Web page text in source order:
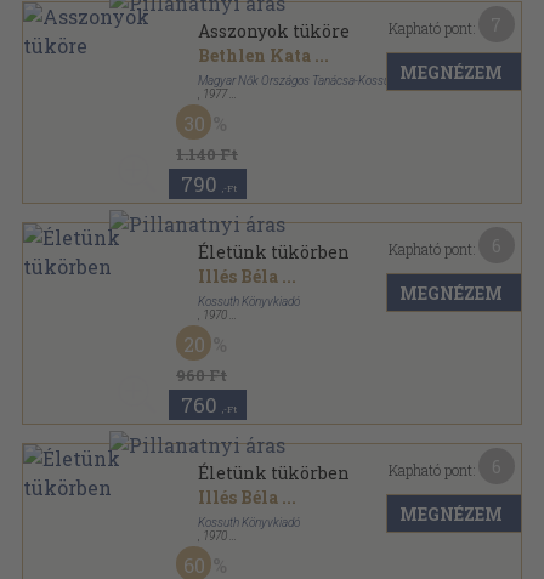
Asszonyok tüköre
Bethlen Kata ...
Magyar Nők Országos Tanácsa-Kossuth Könyvkiadó
1977
Ragasztott papírkötés
1.140 Ft
30
790 ,-Ft
Kapható pont:
MEGNÉZEM
Életünk tükörben
Illés Béla ...
Kossuth Könyvkiadó
1970
Fűzött keménykötés
960 Ft
20
760 ,-Ft
Kapható pont:
MEGNÉZEM
Életünk tükörben
Illés Béla ...
Kossuth Könyvkiadó
1970
Fűzött keménykötés
60
Kapható pont:
MEGNÉZEM